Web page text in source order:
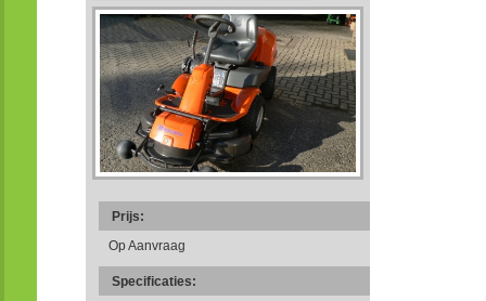
Prijs:
Op Aanvraag
Specificaties: